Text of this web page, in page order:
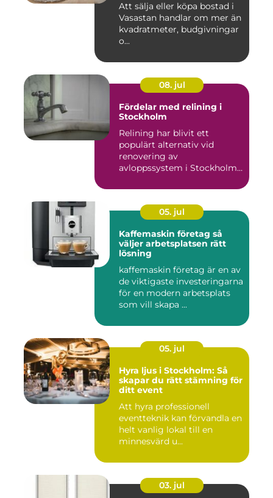
Att sälja eller köpa bostad i
Vasastan handlar om mer än
kvadratmeter, budgivningar
o...
08. jul
Fördelar med relining i
Stockholm
Relining har blivit ett
populärt alternativ vid
renovering av
avloppssystem i Stockholm.
05. jul
Kaffemaskin företag så
väljer arbetsplatsen rätt
lösning
kaffemaskin företag är en av
de viktigaste investeringarna
för en modern arbetsplats
som vill skapa ...
05. jul
Hyra ljus i Stockholm: Så
skapar du rätt stämning för
ditt event
Att hyra professionell
eventteknik kan förvandla en
helt vanlig lokal till en
minnesvärd u...
03. jul